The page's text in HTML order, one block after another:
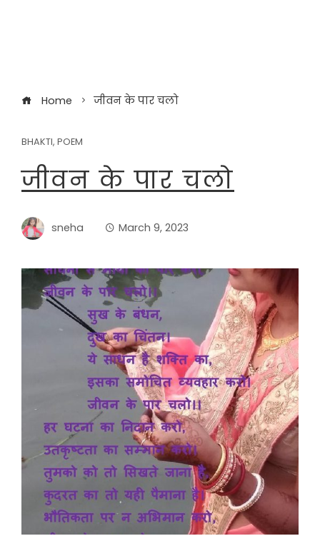
Home जीवन के पार चलो
BHAKTI, POEM
जीवन के पार चलो
sneha March 9, 2023